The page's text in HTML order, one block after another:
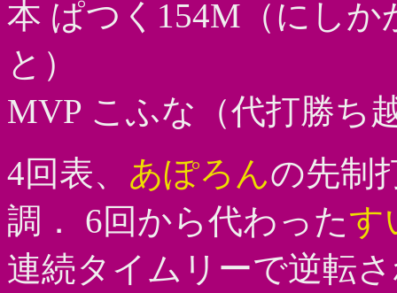
本 ぱつく154M（にし
と）
MVP こふな（代打勝ち
4回表、 あぽろんの先制
調． 6回から代わったす
連続タイムリーで逆転